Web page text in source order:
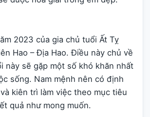
2023 của gia chủ tuổi Ất Tỵ
Hao – Địa Hao. Điều này chủ về
này sẽ gặp một số khó khăn nhất
sống. Nam mệnh nên có định
kiên trì làm việc theo mục tiêu
quả như mong muốn.